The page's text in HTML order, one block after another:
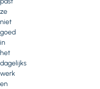
ze
niet
goed
in
het
dagelijks
werk
en